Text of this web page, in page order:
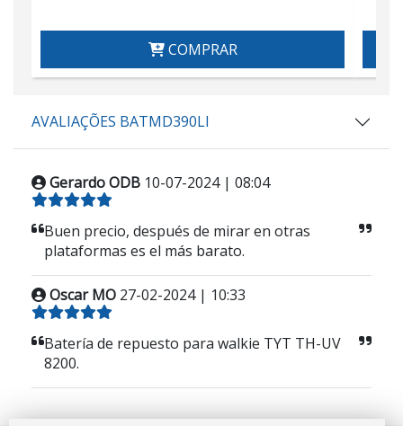
COMPRAR
AVALIAÇÕES BATMD390LI
Gerardo ODB 10-07-2024 | 08:04
Buen precio, después de mirar en otras
plataformas es el más barato.
Oscar MO 27-02-2024 | 10:33
Batería de repuesto para walkie TYT TH-UV
8200.